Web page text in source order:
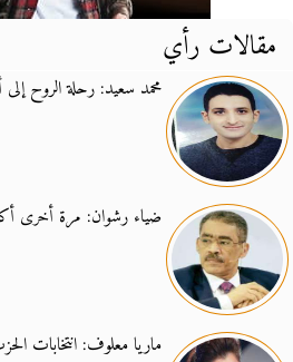
مقالات رأي
محمد سعيد: رحلة الروح إلى
ضياء رشوان: مرة أخرى
ماريا معلوف: انتخابات